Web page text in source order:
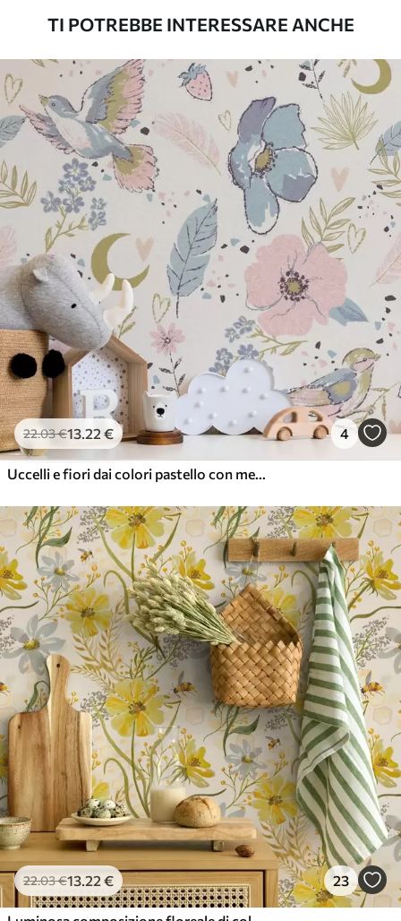
Standard
45.0027.00€/m²
Premium
56.6734 .00€/m²
Vinile Premium
65.0039.00€
TI POTREBBE INTERESSARE ANCHE
22.03€13.22 € 4
Uccelli e fiori dai colori pastello con mezzelune su sfondo bianco
22.03€13.22 € 23